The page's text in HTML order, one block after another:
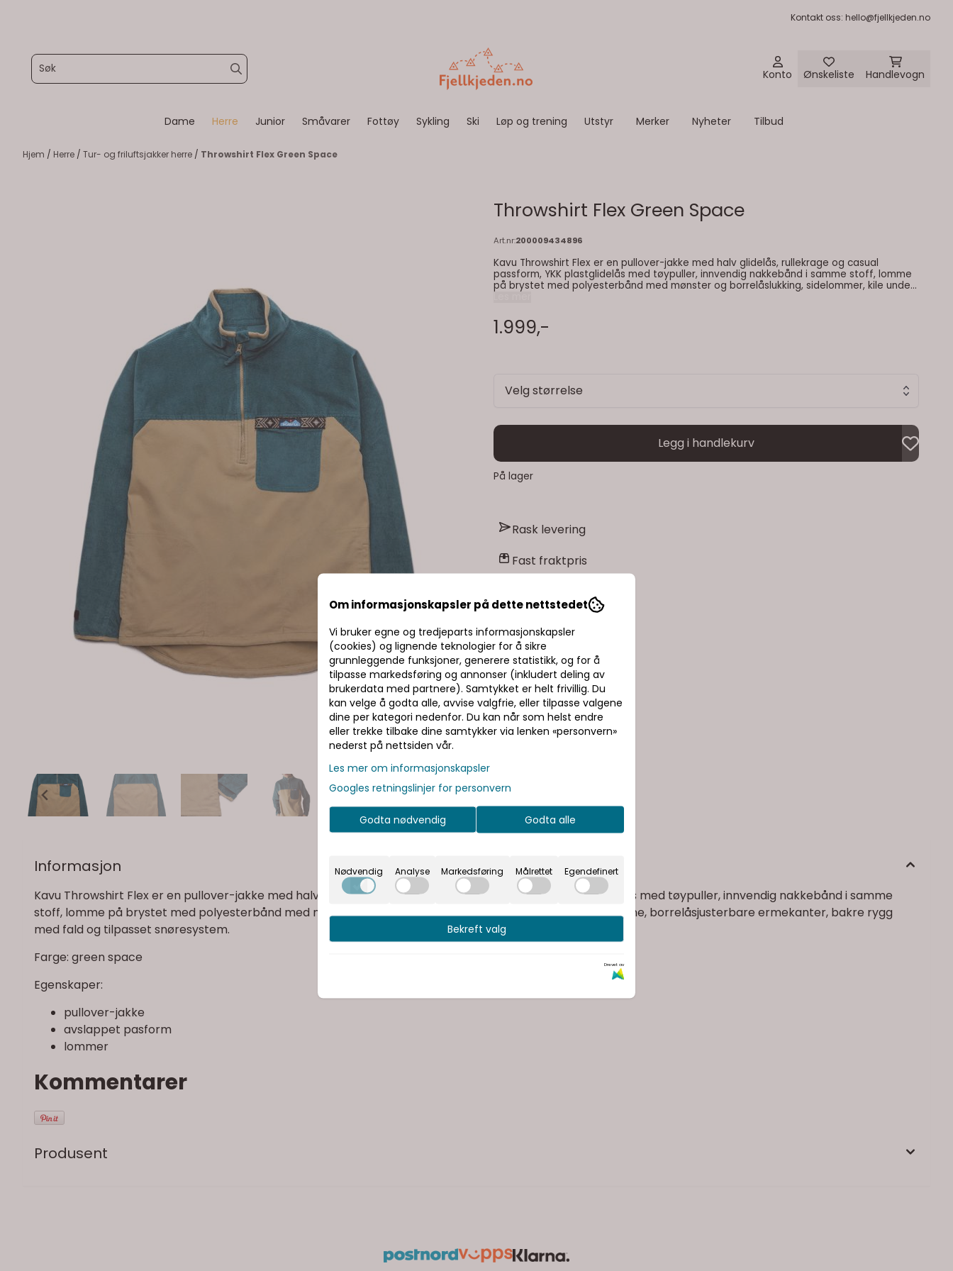
Kontakt oss: hello@fjellkjeden.no
Konto Ønskeliste Handlevogn
Dame Herre Junior Småvarer Fottøy Sykling Ski Løp og trening Utstyr Merker Nyheter Tilbud
Hjem / Herre / Tur- og friluftsjakker herre / Throwshirt Flex Green Space
Throwshirt Flex Green Space
Art.nr:200009434896
Kavu Throwshirt Flex er en pullover-jakke med halv glidelås, rullekrage og casual
passform, YKK plastglidelås med tøypuller, innvendig nakkebånd i samme stoff, lomme
på brystet med polyesterbånd med mønster og borrelåslukking, sidelommer, kile under
1.999,-
Velg størrelse
Legg i handlekurv
På lager
Rask levering
Fast fraktpris
Informasjon
Kavu Throwshirt Flex er en pullover-jakke med halv glidelås, rullekrage og casual passform, YKK plastglidelås med tøypuller, innvendig nakkebånd i samme
stoff, lomme på brystet med polyesterbånd med mønster og borrelåslukking, sidelommer, kile under armene, borrelåsjusterbare ermekanter, bakre rygg
med fald og tilpasset snøresystem.
Farge: green space
Egenskaper:
pullover-jakke
avslappet pasform
lommer
Kommentarer
Produsent
Om informasjonskapsler på dette nettstedet
Vi bruker egne og tredjeparts informasjonskapsler
(cookies) og lignende teknologier for å sikre
grunnleggende funksjoner, generere statistikk, og for å
tilpasse markedsføring og annonser (inkludert deling av
brukerdata med partnere). Samtykket er helt frivillig. Du
kan velge å godta alle, avvise valgfrie, eller tilpasse valgene
dine per kategori nedenfor. Du kan når som helst endre
eller trekke tilbake dine samtykker via lenken «personvern»
nederst på nettsiden vår.
Les mer om informasjonskapsler
Googles retningslinjer for personvern
Godta nødvendig Godta alle
Nødvendig Analyse Markedsføring Målrettet Egendefinert
Bekreft valg
Drevet av